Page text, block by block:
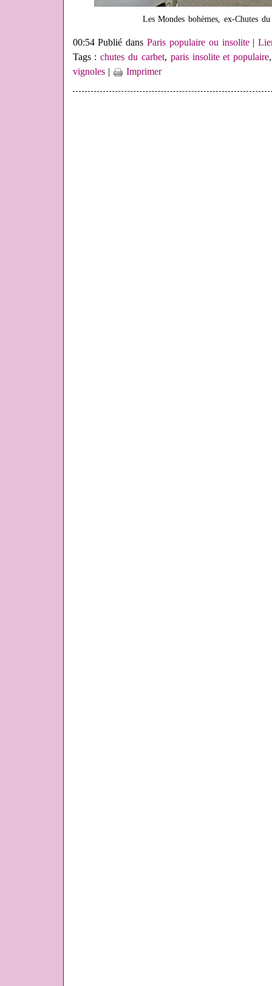
Les Mondes bohèmes, ex-Chutes
00:54 Publié dansParis populaire ou insolite|
Tags :chutes du carbet, paris insolite et populaire
vignoles| Imprimer